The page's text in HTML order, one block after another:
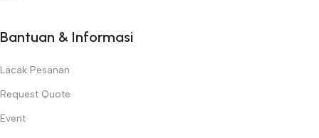
Bantuan & Informasi
Lacak Pesanan
Request Quote
Event